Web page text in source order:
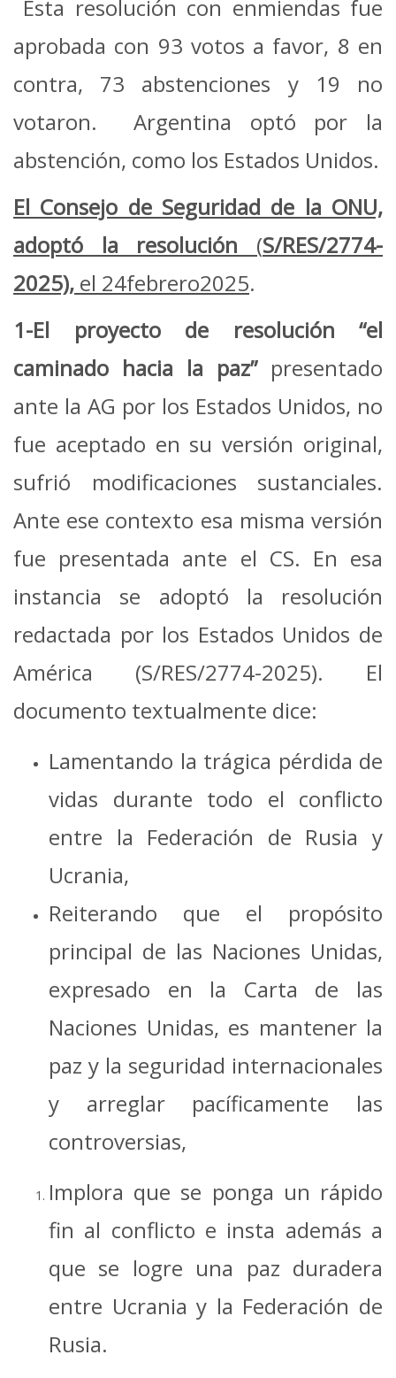
Esta resolución con enmiendas fue
aprobada con 93 votos a favor, 8 en
contra, 73 abstenciones y 19 no
votaron. Argentina optó por la
abstención, como los Estados Unidos.
El Consejo de Seguridad de la ONU,
adoptó la resolución (S/RES/2774-
2025), el 24febrero2025.
1-El proyecto de resolución “el
caminado hacia la paz” presentado
ante la AG por los Estados Unidos, no
fue aceptado en su versión original,
sufrió modificaciones sustanciales.
Ante ese contexto esa misma versión
fue presentada ante el CS. En esa
instancia se adoptó la resolución
redactada por los Estados Unidos de
América (S/RES/2774-2025). El
documento textualmente dice:
Lamentando la trágica pérdida de
vidas durante todo el conflicto
entre la Federación de Rusia y
Ucrania,
Reiterando que el propósito
principal de las Naciones Unidas,
expresado en la Carta de las
Naciones Unidas, es mantener la
paz y la seguridad internacionales
y arreglar pacíficamente las
controversias,
Implora que se ponga un rápido
fin al conflicto e insta además a
que se logre una paz duradera
entre Ucrania y la Federación de
Rusia.